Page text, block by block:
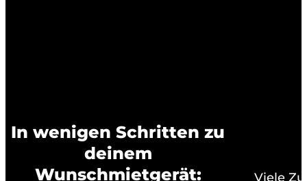
In wenigen Schritten zu
deinem
Wunschmietgerät:
Viele